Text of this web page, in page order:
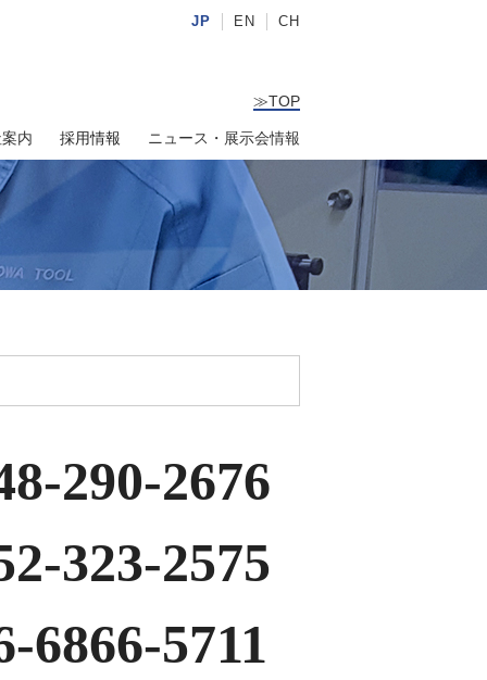
JP EN CH
≫TOP
内 採用情報 ニュース・展示会情報
290-2676
323-2575
6866-5711